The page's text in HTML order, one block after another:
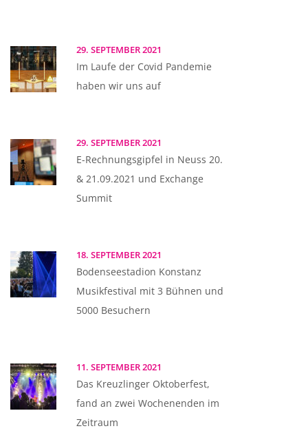
29. SEPTEMBER 2021
Im Laufe der Covid Pandemie
haben wir uns auf
29. SEPTEMBER 2021
E-Rechnungsgipfel in Neuss 20.
& 21.09.2021 und Exchange
Summit
18. SEPTEMBER 2021
Bodenseestadion Konstanz
Musikfestival mit 3 Bühnen und
5000 Besuchern
11. SEPTEMBER 2021
Das Kreuzlinger Oktoberfest,
fand an zwei Wochenenden im
Zeitraum